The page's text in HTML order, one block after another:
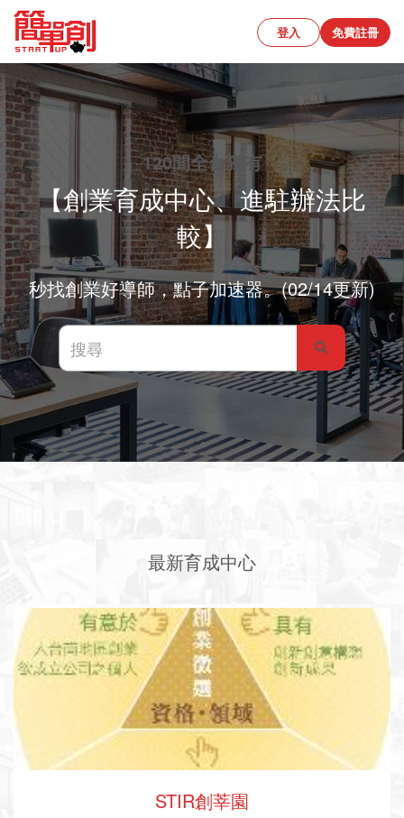
登入 免費註冊
120間全台獨有
【創業育成中心、進駐辦法比
較】
秒找創業好導師，點子加速器。(02/14更新)
最新育成中心
STIR創莘園